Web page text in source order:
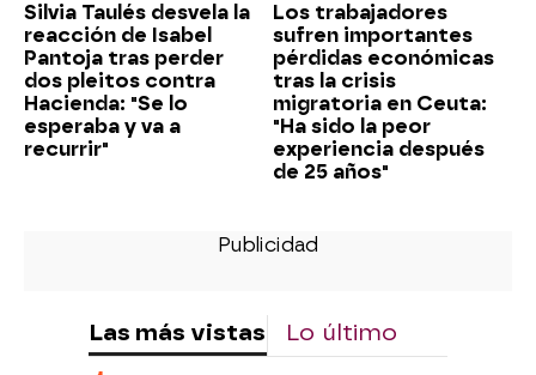
Silvia Taulés desvela la
reacción de Isabel
Pantoja tras perder
dos pleitos contra
Hacienda: "Se lo
esperaba y va a
recurrir"
Los trabajadores
sufren importantes
pérdidas económicas
tras la crisis
migratoria en Ceuta:
"Ha sido la peor
experiencia después
de 25 años"
Las más vistas Lo último